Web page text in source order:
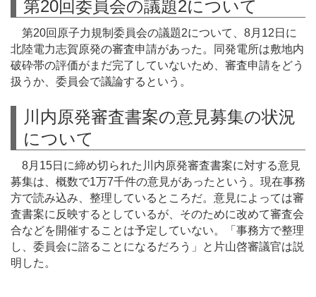
第20回委員会の議題2について
第20回原子力規制委員会の議題2について、8月12日に
北陸電力志賀原発の審査申請があった。同発電所は敷地内
破砕帯の評価がまだ完了していないため、審査申請をどう
扱うか、委員会で議論するという。
川内原発審査書案の意見募集の状況
について
8月15日に締め切られた川内原発審査書案に対する意見
募集は、概数で1万7千件の意見があったという。現在事務
方で読み込み、整理しているところだ。意見によっては審
査書案に反映するとしているが、そのために改めて審査会
合などを開催することは予定していない。「事務方で整理
し、委員会に諮ることになるだろう」と片山啓審議官は説
明した。